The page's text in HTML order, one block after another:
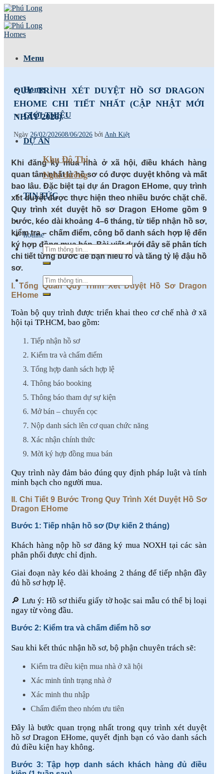
Skip
to
content
Menu
Home
GIỚI THIỆU
DỰ ÁN
Khu Đô Thị
Nghỉ dưỡng
TIN TỨC
hotline
QUY TRÌNH XÉT DUYỆT HỒ SƠ DRAGON
EHOME CHI TIẾT NHẤT (CẬP NHẬT MỚI
NHẤT 2026)
Ngày 26/02/202608/06/2026 bởi Anh Kiệt
Khi đăng ký mua nhà ở xã hội, điều khách hàng
quan tâm nhất là hồ sơ có được duyệt không và mất
bao lâu. Đặc biệt tại dự án Dragon EHome, quy trình
xét duyệt được thực hiện theo nhiều bước chặt chẽ.
Quy trình xét duyệt hồ sơ Dragon EHome gồm 9
bước, kéo dài khoảng 4–6 tháng, từ tiếp nhận hồ sơ,
kiểm tra – chấm điểm, công bố danh sách hợp lệ đến
ký hợp đồng mua bán. Bài viết dưới đây sẽ phân tích
chi tiết từng bước để bạn hiểu rõ và tăng tỷ lệ đậu hồ
sơ.
I. Tổng Quan Quy Trình Xét Duyệt Hồ Sơ Dragon
EHome
Toàn bộ quy trình được triển khai theo cơ chế nhà ở xã
hội tại TP.HCM, bao gồm:
Tiếp nhận hồ sơ
Kiểm tra và chấm điểm
Tổng hợp danh sách hợp lệ
Thông báo booking
Thông báo tham dự sự kiện
Mở bán – chuyển cọc
Nộp danh sách lên cơ quan chức năng
Xác nhận chính thức
Mời ký hợp đồng mua bán
Quy trình này đảm bảo đúng quy định pháp luật và tính
minh bạch cho người mua.
II. Chi Tiết 9 Bước Trong Quy Trình Xét Duyệt Hồ Sơ
Dragon EHome
Bước 1: Tiếp nhận hồ sơ (Dự kiến 2 tháng)
Khách hàng nộp hồ sơ đăng ký mua NOXH tại các sàn
phân phối được chỉ định.
Giai đoạn này kéo dài khoảng 2 tháng để tiếp nhận đầy
đủ hồ sơ hợp lệ.
🔎 Lưu ý: Hồ sơ thiếu giấy tờ hoặc sai mẫu có thể bị loại
ngay từ vòng đầu.
Bước 2: Kiểm tra và chấm điểm hồ sơ
Sau khi kết thúc nhận hồ sơ, bộ phận chuyên trách sẽ:
Kiểm tra điều kiện mua nhà ở xã hội
Xác minh tình trạng nhà ở
Xác minh thu nhập
Chấm điểm theo nhóm ưu tiên
Đây là bước quan trọng nhất trong quy trình xét duyệt
hồ sơ Dragon EHome, quyết định bạn có vào danh sách
đủ điều kiện hay không.
Bước 3: Tập hợp danh sách khách hàng đủ điều